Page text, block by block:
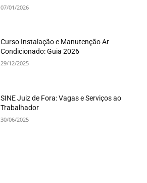
07/01/2026
Curso Instalação e Manutenção Ar
Condicionado: Guia 2026
29/12/2025
SINE Juiz de Fora: Vagas e Serviços ao
Trabalhador
30/06/2025